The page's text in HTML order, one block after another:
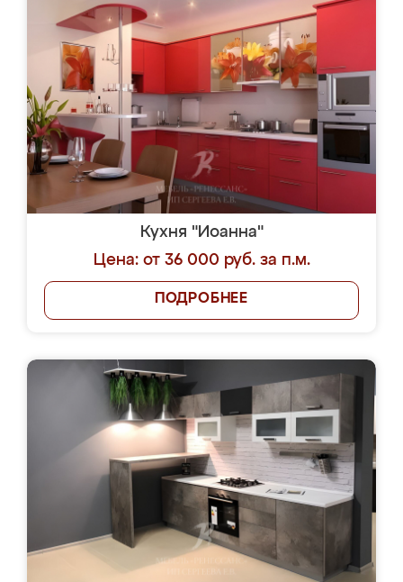
Кухня "Иоанна"
Цена: от 36 000 руб. за п.м.
ПОДРОБНЕЕ